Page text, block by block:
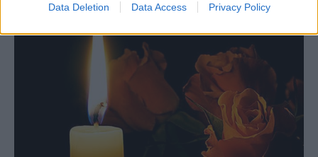
Data Deletion Data Access Privacy Policy